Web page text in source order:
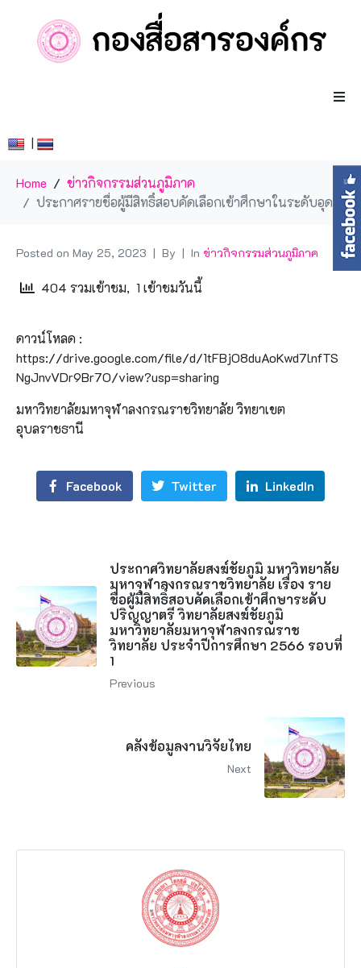
|
Home
ข่าวกิจกรรมส่วนภูมิภาค
ประกาศรายชื่อผู้มีสิทธิ์สอบคัดเลือกเข้าศึกษาในระดับอุดมศึกษา (ระดับปรึญญาตรี) ปีการศึกษา 2566 (รอบที่สาม)
Posted on May 25, 2023 By In ข่าวกิจกรรมส่วนภูมิภาค
404 รวมเข้าชม, 1 เข้าชมวันนี้
ดาวน์โหลด :
https://drive.google.com/file/d/1tFBjO8duAoKwd7lnfTS
NgJnvVDr9Br7O/view?usp=sharing
มหาวิทยาลัยมหาจุฬาลงกรณราชวิทยาลัย วิทยาเขต
อุบลราชธานี
Facebook Twitter LinkedIn
ประกาศวิทยาลัยสงฆ์ชัยภูมิ มหาวิทยาลัย
มหาจุฬาลงกรณราชวิทยาลัย เรื่อง ราย
ชื่อผู้มีสิทธิ์สอบคัดเลือกเข้าศึกษาระดับ
ปริญญาตรี วิทยาลัยสงฆ์ชัยภูมิ
มหาวิทยาลัยมหาจุฬาลงกรณราช
วิทยาลัย ประจำปีการศึกษา 2566 รอบที่
1
Previous
คลังข้อมูลงานวิจัยไทย
Next